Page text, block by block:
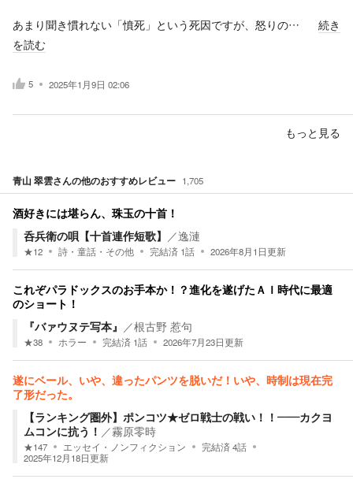
あまり聞き慣れない「憤死」という死因ですが、怒りの…
続き
を読む
5 2025年1月9日 02:06
もっと見る
青山 翠雲さんの他のおすすめレビュー 1,705
酒好きには堪らん、珠玉の十首！
呑兵衛の唄【十首連作短歌】 ／逸漣
★12 詩・童話・その他 完結済 1話 2026年8月1日更新
これぞパラドックスのお手本か！？進化を遂げたＡＩ時代に最適
のショート！
『バァウヌテ写本』 ／根古野 惹句
★38 ホラー 完結済 1話 2026年7月23日更新
遂にベール、いや、違ったパンツを脱いだ！いや、時制は現在完
了形だった。
【ランキング圏外】ポンコツ★ゼロ戦士の戦い！！――カクヨ
ムコンに抗う！ ／霧原零時
★147 エッセイ・ノンフィクション 完結済4話
2025年12月18日更新